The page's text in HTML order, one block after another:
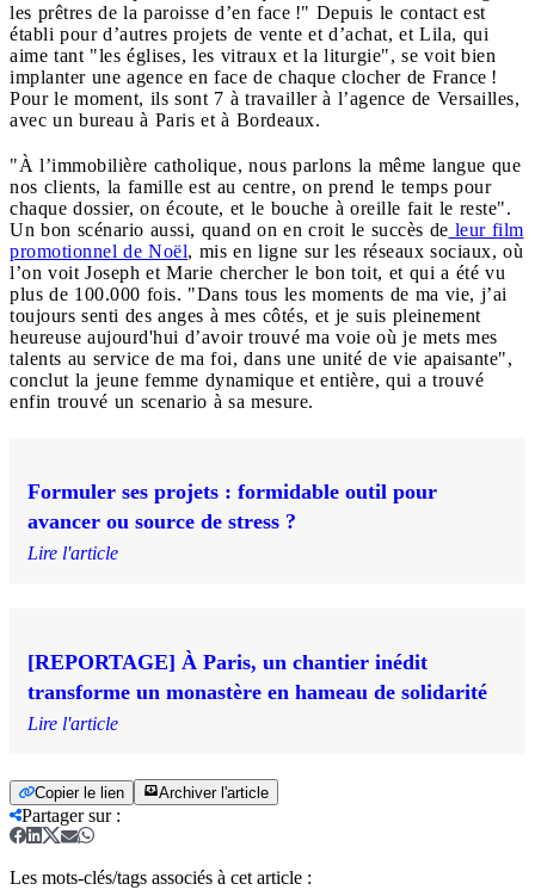
les prêtres de la paroisse d’en face !" Depuis le contact est
établi pour d’autres projets de vente et d’achat, et Lila, qui
aime tant "les églises, les vitraux et la liturgie", se voit bien
implanter une agence en face de chaque clocher de France !
Pour le moment, ils sont 7 à travailler à l’agence de Versailles,
avec un bureau à Paris et à Bordeaux.
"À l’immobilière catholique, nous parlons la même langue que
nos clients, la famille est au centre, on prend le temps pour
chaque dossier, on écoute, et le bouche à oreille fait le reste".
Un bon scénario aussi, quand on en croit le succès de leur film
promotionnel de Noël, mis en ligne sur les réseaux sociaux, où
l’on voit Joseph et Marie chercher le bon toit, et qui a été vu
plus de 100.000 fois. "Dans tous les moments de ma vie, j’ai
toujours senti des anges à mes côtés, et je suis pleinement
heureuse aujourd'hui d’avoir trouvé ma voie où je mets mes
talents au service de ma foi, dans une unité de vie apaisante",
conclut la jeune femme dynamique et entière, qui a trouvé
enfin trouvé un scenario à sa mesure.
Formuler ses projets : formidable outil pour
avancer ou source de stress ?
Lire l'article
[REPORTAGE] À Paris, un chantier inédit
transforme un monastère en hameau de solidarité
Lire l'article
Copier le lien Archiver l'article
Partager sur:
Les mots-clés/tags associés à cet article :